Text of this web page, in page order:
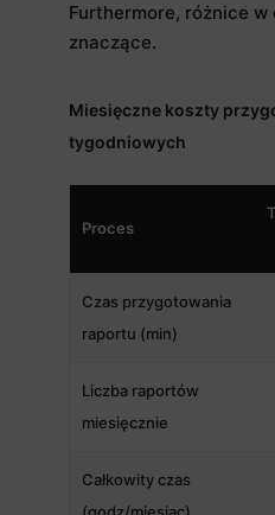
Furthermore, różnice
znaczące.
Miesięczne koszty
tygodniowych
Proces
Czas przygotowania
raportu (min)
Liczba raportów
miesięcznie
Całkowity czas